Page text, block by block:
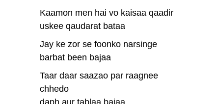
Kaamon men hai vo kaisaa qaadir
uskee qaudarat bataa
Jay ke zor se foonko narsinge
barbat been bajaa
Taar daar saazao par raagnee
chhedo
daph aur tablaa bajaa